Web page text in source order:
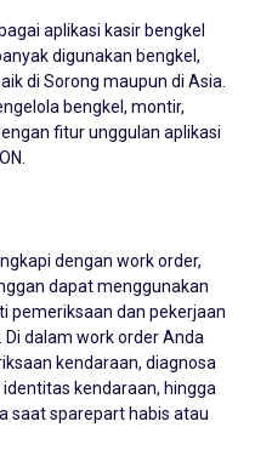
aplikasi kasir bengkel
digunakan bengkel,
di Sorong maupun di Asia.
bengkel, montir,
fitur unggulan aplikasi
dengan work order,
dapat menggunakan
pemeriksaan dan pekerjaan
dalam work order Anda
kendaraan, diagnosa
kendaraan, hingga
saat sparepart habis atau